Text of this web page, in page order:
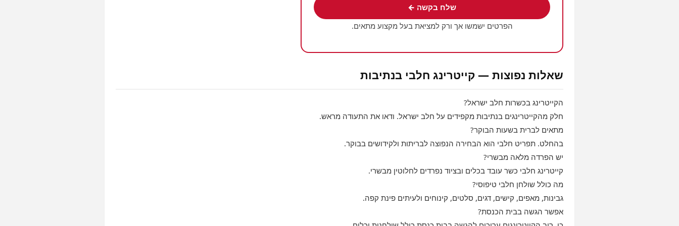
שלח בקשה ←
הפרטים ישמשו אך ורק למציאת בעל מקצוע מתאים.
שאלות נפוצות — קייטרינג חלבי בנתיבות
הקייטרינג בכשרות חלב ישראל?
חלק מהקייטרינגים בנתיבות מקפידים על חלב ישראל. ודאו את התעודה מראש.
מתאים לברית בשעות הבוקר?
בהחלט. תפריט חלבי הוא הבחירה הנפוצה לבריתות ולקידושים בבוקר.
יש הפרדה מלאה מבשרי?
קייטרינג חלבי כשר עובד בכלים ובציוד נפרדים לחלוטין מבשרי.
מה כולל שולחן חלבי טיפוסי?
גבינות, מאפים, קישים, דגים, סלטים, קינוחים ולעיתים פינת קפה.
אפשר הגשה בבית הכנסת?